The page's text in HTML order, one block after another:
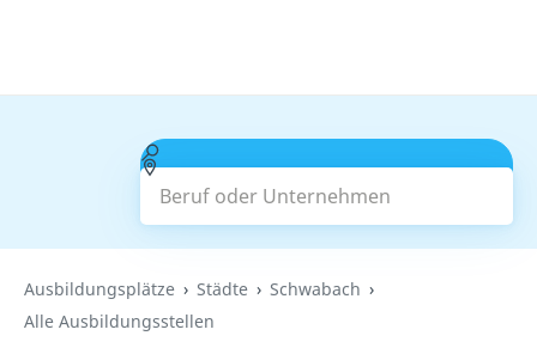
Beruf oder Unternehmen
Suchen
Ausbildungsplätze Städte
Schwabach
Alle Ausbildungsstellen